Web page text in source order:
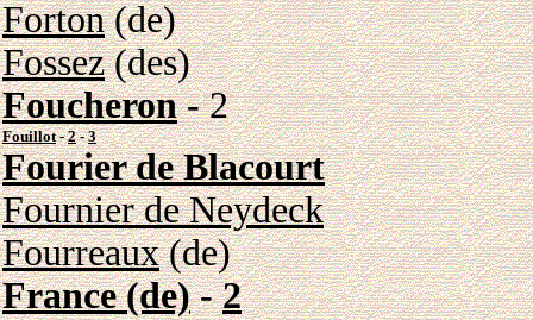
Forton(de)
Fossez(des)
Foucheron-2
Fouillot-2-3
Fourier de Blacourt
Fournier de Neydeck
Fourreaux(de)
France (de)-2